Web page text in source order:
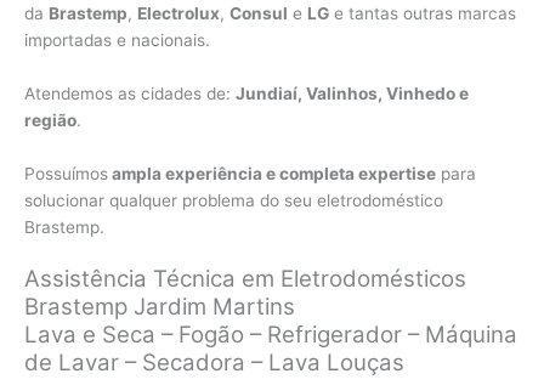
da Brastemp, Electrolux, Consul e LG e tantas outras marcas
importadas e nacionais.
Atendemos as cidades de: Jundiaí, Valinhos, Vinhedo e
região.
Possuímosampla experiência e completa expertise para
solucionar qualquer problema do seu eletrodoméstico
Brastemp.
Assistência Técnica em Eletrodomésticos
Brastemp Jardim Martins
Lava e Seca – Fogão – Refrigerador – Máquina
de Lavar – Secadora – Lava Louças